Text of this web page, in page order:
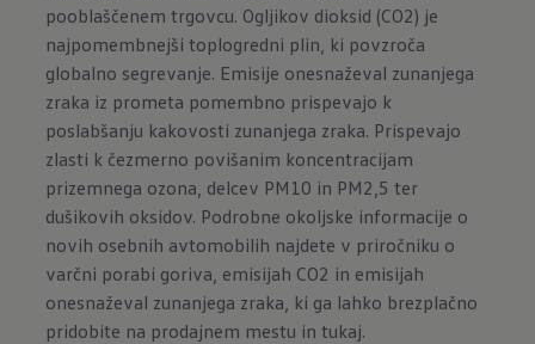
pooblaščenem trgovcu. Ogljikov dioksid (CO2) je
najpomembnejši toplogredni plin, ki povzroča
globalno segrevanje. Emisije onesnaževal zunanjega
zraka iz prometa pomembno prispevajo k
poslabšanju kakovosti zunanjega zraka. Prispevajo
zlasti k čezmerno povišanim koncentracijam
prizemnega ozona, delcev PM10 in PM2,5 ter
dušikovih oksidov. Podrobne okoljske informacije o
novih osebnih avtomobilih najdete v priročniku o
varčni porabi goriva, emisijah CO2 in emisijah
onesnaževal zunanjega zraka, ki ga lahko brezplačno
pridobite na prodajnem mestu intukaj.